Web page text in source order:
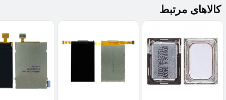
کالاهای مرتبط